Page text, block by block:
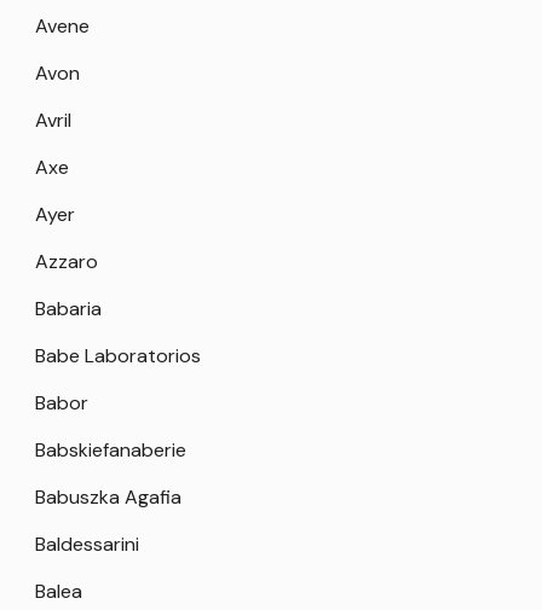
Avene
Avon
Avril
Axe
Ayer
Azzaro
Babaria
Babe Laboratorios
Babor
Babskiefanaberie
Babuszka Agafia
Baldessarini
Balea